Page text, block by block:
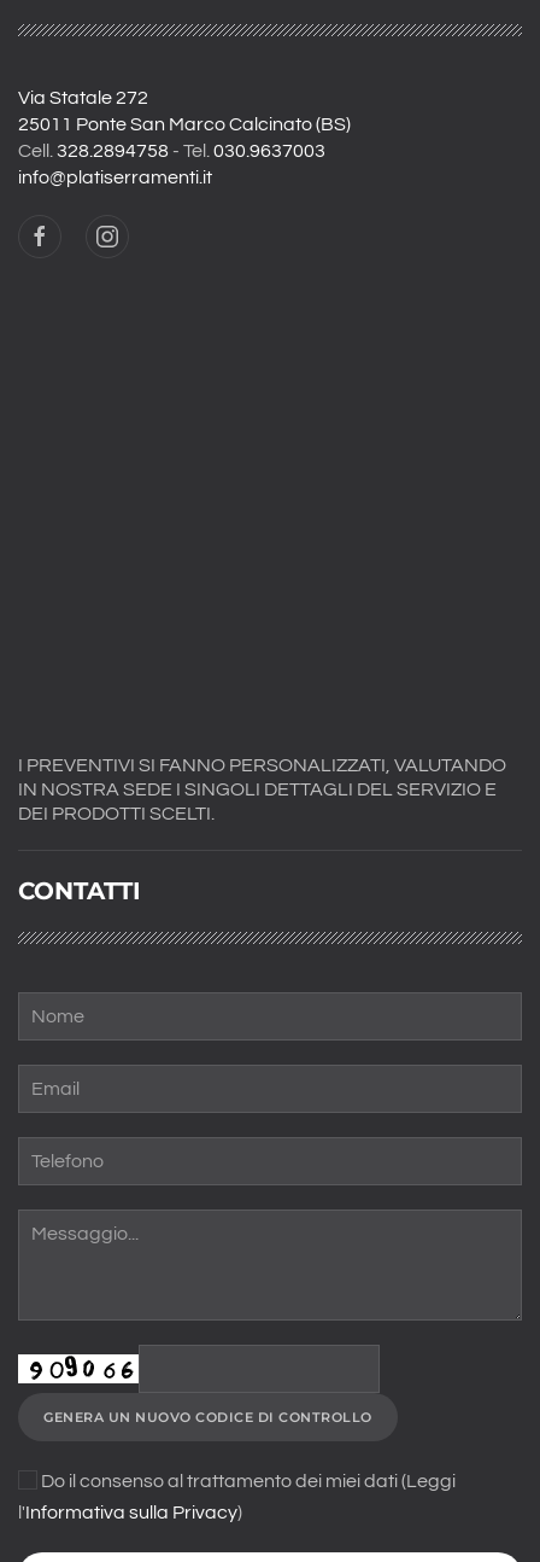
Via Statale 272
25011 Ponte San Marco Calcinato (BS)
Cell. 328.2894758 - Tel. 030.9637003
info@platiserramenti.it
I PREVENTIVI SI FANNO PERSONALIZZATI, VALUTANDO
IN NOSTRA SEDE I SINGOLI DETTAGLI DEL SERVIZIO E
DEI PRODOTTI SCELTI.
CONTATTI
GENERA UN NUOVO CODICE DI CONTROLLO
Do il consenso al trattamento dei miei dati (Leggi
l'Informativa sulla Privacy)